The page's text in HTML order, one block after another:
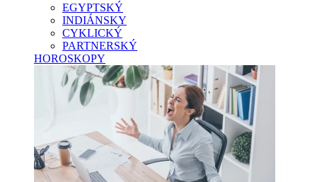
EGYPTSKÝ
INDIÁNSKY
CYKLICKÝ
PARTNERSKÝ
HOROSKOPY